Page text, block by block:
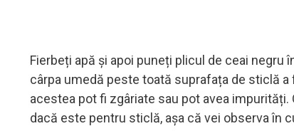
Fierbeți apă și apoi puneți plicul de ceai negru
cârpa umedă peste toată suprafața de sticlă
acestea pot fi zgâriate sau pot avea
dacă este pentru sticlă, așa că vei observa în